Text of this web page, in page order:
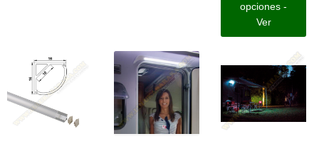
opciones -
Ver